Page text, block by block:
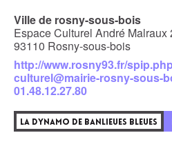
Ville de rosny-sous-bois
Espace Culturel André Malraux
93110 Rosny-sous-bois
http://www.rosny93.fr/spip.php
culturel@mairie-rosny-sous-
01.48.12.27.80
LA DYNAMO DE BANLIEUES BLEUES